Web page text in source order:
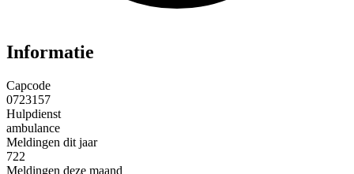
Informatie
Capcode
0723157
Hulpdienst
ambulance
Meldingen dit jaar
722
Meldingen deze maand